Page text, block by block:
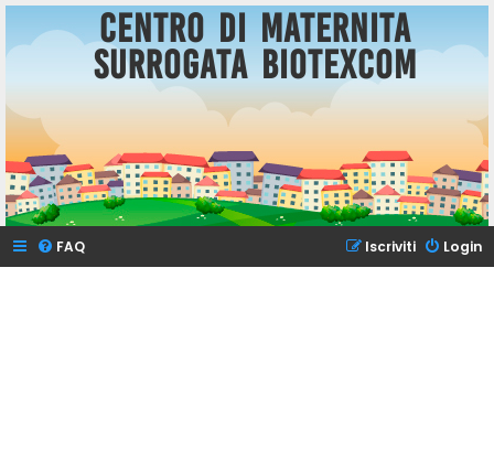
Centro di Maternita
Surrogata BioTexCom
FAQ Login
Iscriviti